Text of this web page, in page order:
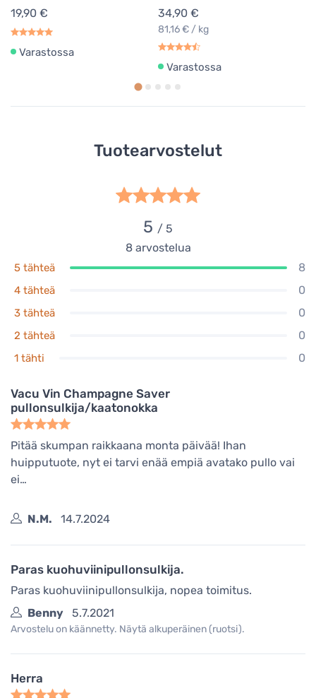
19,90 €
Varastossa
34,90 €
81,16 € / kg
Varastossa
Tuotearvostelut
5 / 5
8arvostelua
5 tähteä 8
4 tähteä 0
3 tähteä 0
2 tähteä 0
1 tähti 0
Vacu Vin Champagne Saver
pullonsulkija/kaatonokka
Pitää skumpan raikkaana monta päivää! Ihan
huipputuote, nyt ei tarvi enää empiä avatako pullo vai
ei…
N.M. 14.7.2024
Paras kuohuviinipullonsulkija.
Paras kuohuviinipullonsulkija, nopea toimitus.
Benny
5.7.2021
Arvostelu on käännetty. Näytä alkuperäinen (ruotsi).
Herra